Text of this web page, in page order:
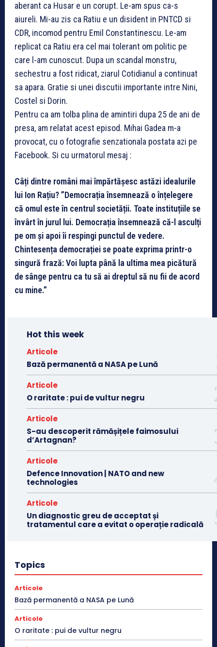
aberant ca Husar e un corupt. Le-am spus ca-s
aiureli. Mi-au zis ca Ratiu e un disident in PNTCD si
CDR, incomod pentru Emil Constantinescu. Le-am
replicat ca Ratiu era cel mai tolerant om politic pe
care l-am cunoscut. Dupa un scandal monstru,
sechestru a fost ridicat, ziarul Cotidianul a continuat
sa apara. Gratie si unei discutii importante intre Nini,
Costel si Dorin.
Pentru ca am tolba plina de amintiri dupa 25 de ani de
presa, am relatat acest episod. Mihai Gadea m-a
provocat, cu o fotografie senzationala postata azi pe
Facebook. Si cu urmatorul mesaj :
Câți dintre români mai împărtășesc astăzi idealurile
lui Ion Rațiu? ”Democrația însemnează o înțelegere
că omul este în centrul societății. Toate instituțiile se
învârt în jurul lui. Democrația însemnează că-l asculți
pe om și apoi îi respingi punctul de vedere.
Chintesența democrației se poate exprima printr-o
singură frază: Voi lupta până la ultima mea picătură
de sânge pentru ca tu să ai dreptul să nu fii de acord
cu mine.”
Hot this week
Articole
Bază permanentă a NASA pe Lună
Articole
O raritate : pui de vultur negru
Articole
S-au descoperit rămășițele faimosului
d’Artagnan?
Articole
Defence Innovation | NATO and new
technologies
Articole
Un diagnostic greu de acceptat și
tratamentul care a evitat o operație radicală
Topics
Articole
Bază permanentă a NASA pe Lună
Articole
O raritate : pui de vultur negru